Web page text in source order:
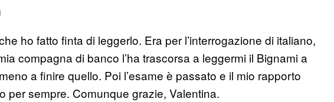
ho fatto finta di leggerlo. Era per l’interrogazione di italiano,
compagna di banco l’ha trascorsa a leggermi il Bignami a
a finire quello. Poi l’esame è passato e il mio rapporto
per sempre. Comunque grazie, Valentina.